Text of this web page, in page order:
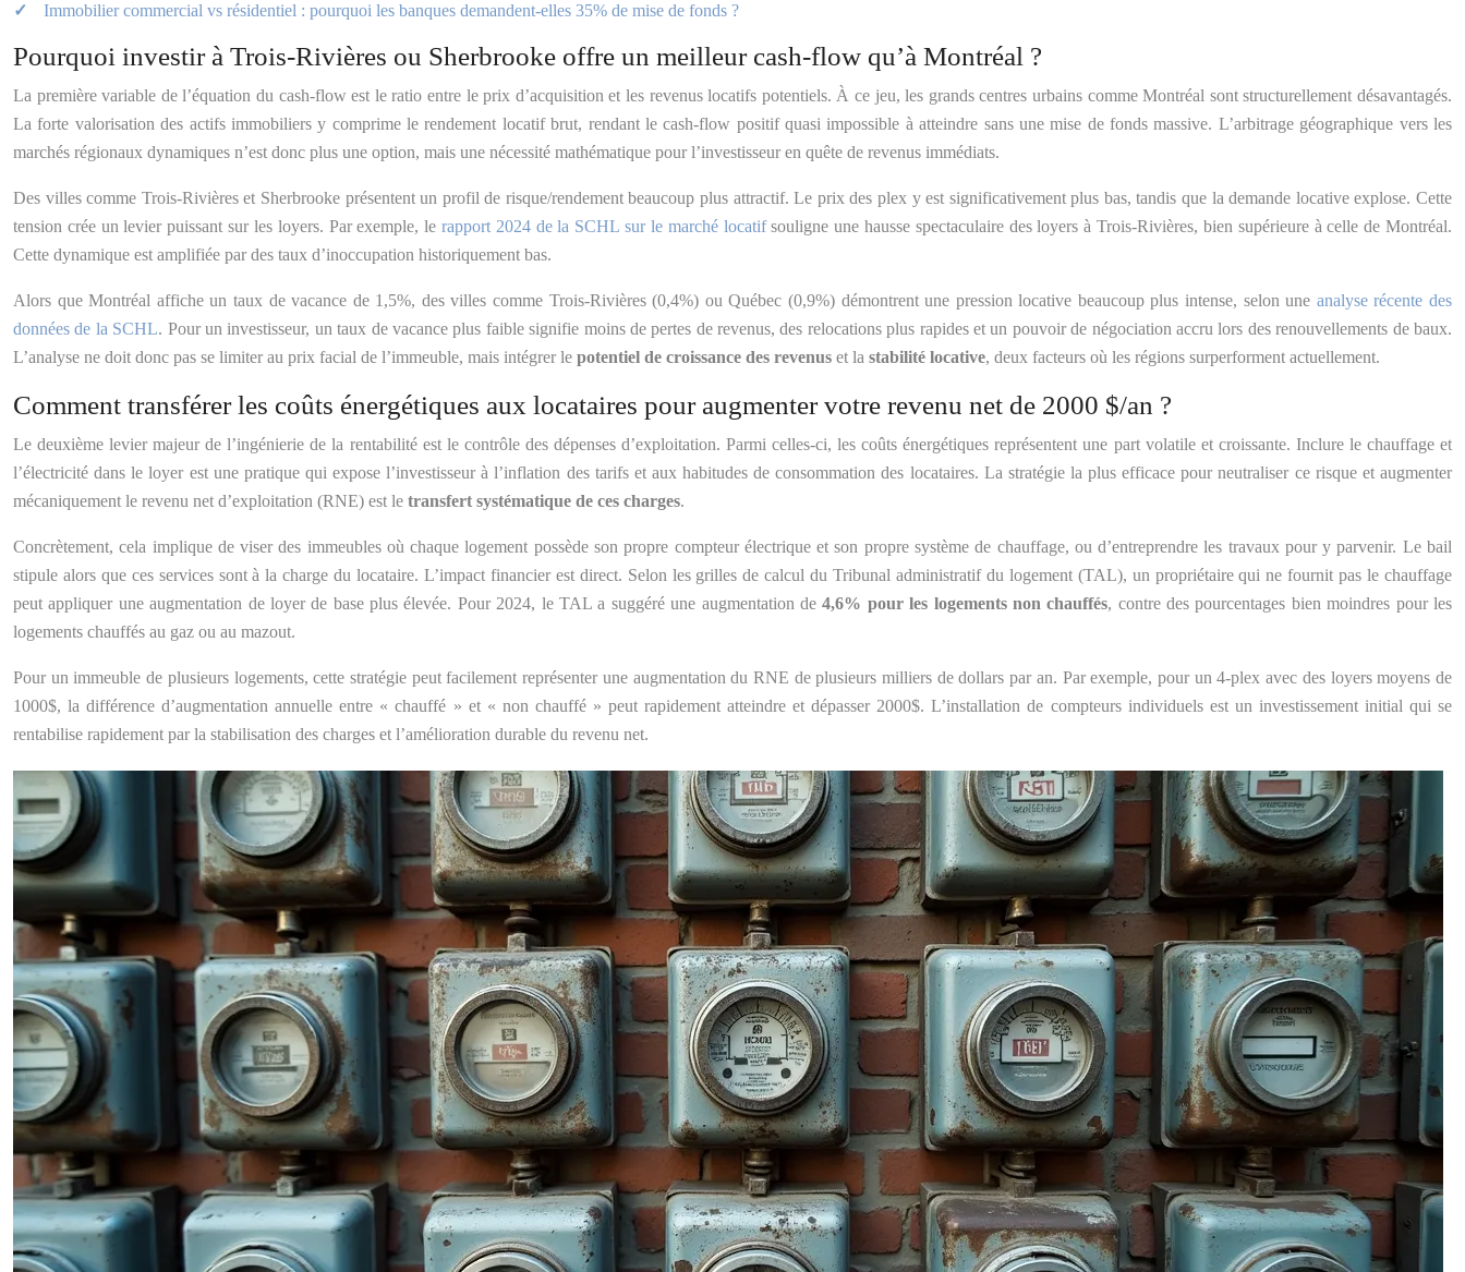
Immobilier commercial vs résidentiel : pourquoi les banques demandent-elles 35% de mise de fonds ?
Pourquoi investir à Trois-Rivières ou Sherbrooke offre un meilleur cash-flow qu’à Montréal ?
La première variable de l’équation du cash-flow est le ratio entre le prix d’acquisition et les revenus locatifs potentiels. À ce jeu, les grands centres urbains comme Montréal sont structurellement désavantagés.
La forte valorisation des actifs immobiliers y comprime le rendement locatif brut, rendant le cash-flow positif quasi impossible à atteindre sans une mise de fonds massive. L’arbitrage géographique vers les
marchés régionaux dynamiques n’est donc plus une option, mais une nécessité mathématique pour l’investisseur en quête de revenus immédiats.
Des villes comme Trois-Rivières et Sherbrooke présentent un profil de risque/rendement beaucoup plus attractif. Le prix des plex y est significativement plus bas, tandis que la demande locative explose. Cette
tension crée un levier puissant sur les loyers. Par exemple, le rapport 2024 de la SCHL sur le marché locatifsouligne une hausse spectaculaire des loyers à Trois-Rivières, bien supérieure à celle de Montréal.
Cette dynamique est amplifiée par des taux d’inoccupation historiquement bas.
Alors que Montréal affiche un taux de vacance de 1,5%, des villes comme Trois-Rivières (0,4%) ou Québec (0,9%) démontrent une pression locative beaucoup plus intense, selon une analyse récente des
données de la SCHL. Pour un investisseur, un taux de vacance plus faible signifie moins de pertes de revenus, des relocations plus rapides et un pouvoir de négociation accru lors des renouvellements de baux.
L’analyse ne doit donc pas se limiter au prix facial de l’immeuble, mais intégrer le potentiel de croissance des revenus et la stabilité locative, deux facteurs où les régions surperforment actuellement.
Comment transférer les coûts énergétiques aux locataires pour augmenter votre revenu net de 2000 $/an ?
Le deuxième levier majeur de l’ingénierie de la rentabilité est le contrôle des dépenses d’exploitation. Parmi celles-ci, les coûts énergétiques représentent une part volatile et croissante. Inclure le chauffage et
l’électricité dans le loyer est une pratique qui expose l’investisseur à l’inflation des tarifs et aux habitudes de consommation des locataires. La stratégie la plus efficace pour neutraliser ce risque et augmenter
mécaniquement le revenu net d’exploitation (RNE) est le transfert systématique de ces charges.
Concrètement, cela implique de viser des immeubles où chaque logement possède son propre compteur électrique et son propre système de chauffage, ou d’entreprendre les travaux pour y parvenir. Le bail
stipule alors que ces services sont à la charge du locataire. L’impact financier est direct. Selon les grilles de calcul du Tribunal administratif du logement (TAL), un propriétaire qui ne fournit pas le chauffage
peut appliquer une augmentation de loyer de base plus élevée. Pour 2024, le TAL a suggéré une augmentation de4,6% pour les logements non chauffés, contre des pourcentages bien moindres pour les
logements chauffés au gaz ou au mazout.
Pour un immeuble de plusieurs logements, cette stratégie peut facilement représenter une augmentation du RNE de plusieurs milliers de dollars par an. Par exemple, pour un 4-plex avec des loyers moyens de
1000$, la différence d’augmentation annuelle entre « chauffé » et « non chauffé » peut rapidement atteindre et dépasser 2000$. L’installation de compteurs individuels est un investissement initial qui se
rentabilise rapidement par la stabilisation des charges et l’amélioration durable du revenu net.